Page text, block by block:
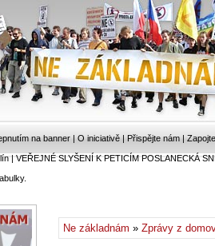
na banner | O iniciativě | Přispějte nám |
|VEŘEJNÉ SLYŠENÍ K PETICÍM POSLANECKÁ
Ne základnám » Zprávy z